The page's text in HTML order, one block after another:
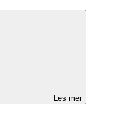
Les mer